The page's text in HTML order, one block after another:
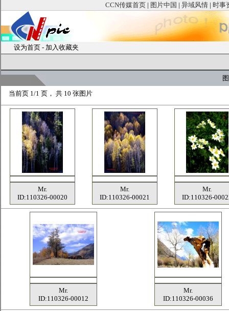
CCN传媒首页 | 图片中国 | 异域风情 | 时事
设为首页 - 加入收藏夹
图
当前页 1/1 页， 共 10 张图片
Mr.
ID:110326-00020
Mr.
ID:110326-00021
Mr.
ID:110326-
Mr.
ID:110326-00012
Mr.
ID:110326-00036